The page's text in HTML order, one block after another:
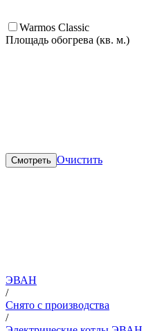
Warmos Classic
Площадь обогрева (кв. м.)
Смотреть Очистить
ЭВАН
/
Снято с производства
/